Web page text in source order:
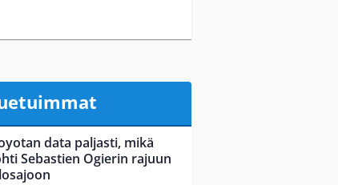
data paljasti, mikä
Sebastien Ogierin rajuun